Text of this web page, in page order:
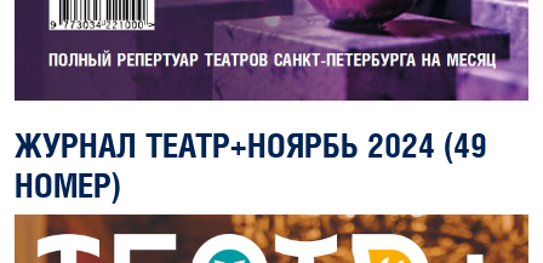
ЖУРНАЛ ТЕАТР+НОЯРБЬ 2024 (49
НОМЕР)